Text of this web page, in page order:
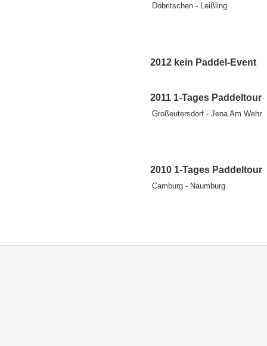
Döbritschen - Leißling
2012 kein Paddel-Event
2011 1-Tages Paddeltour
Großeutersdorf - Jena Am Wehr
2010 1-Tages Paddeltour
Camburg - Naumburg